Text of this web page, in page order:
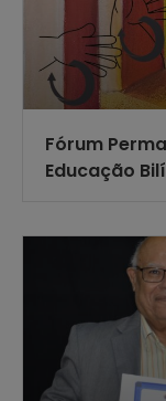
Fórum
Educação